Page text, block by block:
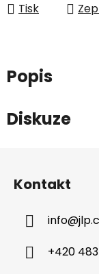
Tisk
Popis
Diskuze
Kontakt
info@
+420